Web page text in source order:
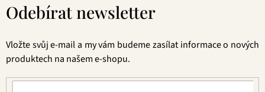
Odebírat newsletter
Vložte svůj e-mail a my vám budeme zasílat informace o nových
produktech na našem e-shopu.